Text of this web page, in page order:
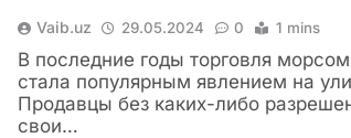
Vaib.uz 29.05.2024 0 1 mins
В последние годы торговля
стала популярным явлением на
Продавцы без каких-либо
свои…